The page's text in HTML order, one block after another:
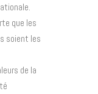
que les
soient les
de la